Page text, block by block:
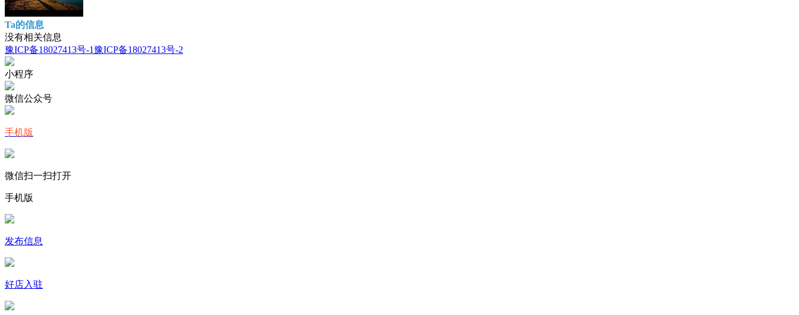
Ta的信息
没有相关信息
豫ICP备18027413号-1豫ICP备18027413号-2
小程序
微信公众号
手机版
微信扫一扫打开
手机版
发布信息
好店入驻